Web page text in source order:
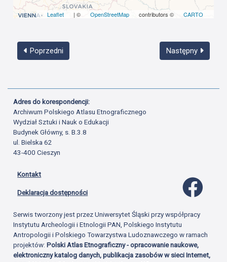
Leaflet | © OpenStreetMap contributors © CARTO
Poprzedni Następny
Adres do korespondencji:
Archiwum Polskiego Atlasu Etnograficznego
Wydział Sztuki i Nauk o Edukacji
Budynek Główny, s. B.3.8
ul. Bielska 62
43-400 Cieszyn
Kontakt
Deklaracja dostępności
Serwis tworzony jest przez Uniwersytet Śląski przy współpracy
Instytutu Archeologii i Etnologii PAN, Polskiego Instytutu
Antropologii i Polskiego Towarzystwa Ludoznawczego w ramach
projektów:Polski Atlas Etnograficzny - opracowanie naukowe,
elektroniczny katalog danych, publikacja zasobów w sieci Internet,